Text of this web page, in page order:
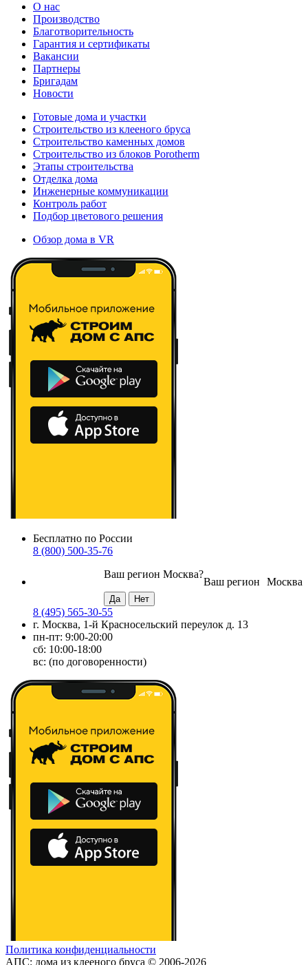
О нас
Производство
Благотворительность
Гарантия и сертификаты
Вакансии
Партнеры
Бригадам
Новости
Готовые дома и участки
Строительство из клееного бруса
Строительство каменных домов
Строительство из блоков Porotherm
Этапы строительства
Отделка дома
Инженерные коммуникации
Контроль работ
Подбор цветового решения
Обзор дома в VR
Бесплатно по России
8 (800) 500-35-76
Москва
Ваш регион
Ваш регион Москва?
8 (495) 565-30-55
г. Москва, 1-й Красносельский переулок д. 13
пн-пт: 9:00-20:00
сб: 10:00-18:00
вс: (по договоренности)
Политика конфиденциальности
АПС: дома из клееного бруса © 2006-2026